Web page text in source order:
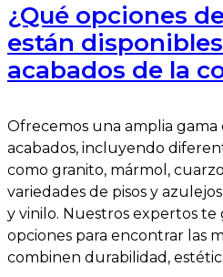
¿Qué opciones
están
acabados de la
Ofrecemos una amplia gama
acabados, incluyendo
como granito, mármol,
variedades de pisos y
y vinilo. Nuestros expertos te
opciones para encontrar las
combinen durabilidad,